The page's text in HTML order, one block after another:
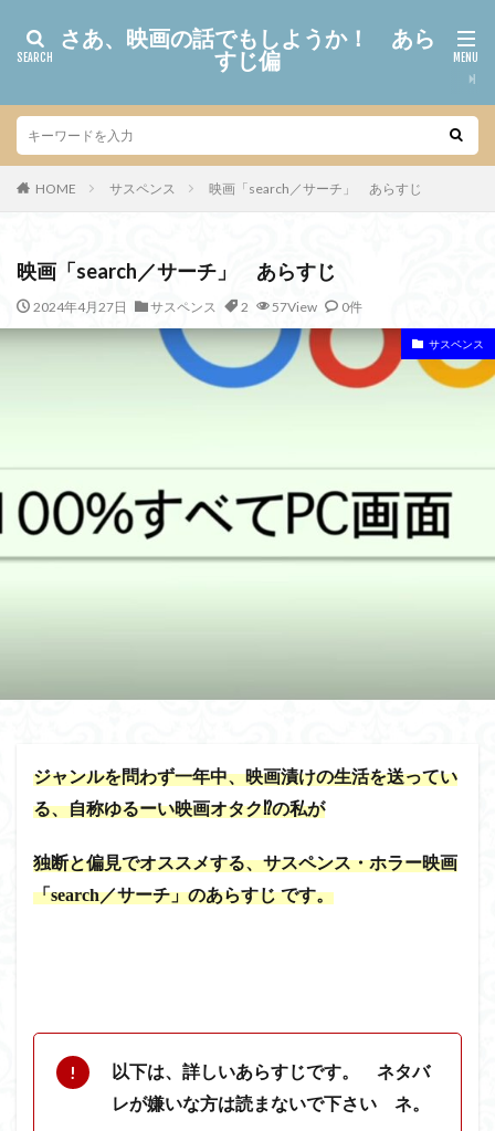
さあ、映画の話でもしようか！ あら
すじ偏
HOME サスペンス 映画「search／サーチ」 あらすじ
映画「search／サーチ」 あらすじ
2024年4月27日 サスペンス 2 57View 0件
サスペンス
ジャンルを問わず一年中、映画漬けの生活を送ってい
る、自称ゆるーい映画オタク⁉の私が
独断と偏見でオススメする、サスペンス・ホラー映画
「search／サーチ」のあらすじ です。
以下は、詳しいあらすじです。 ネタバ
レが嫌いな方は読まないで下さい ネ。